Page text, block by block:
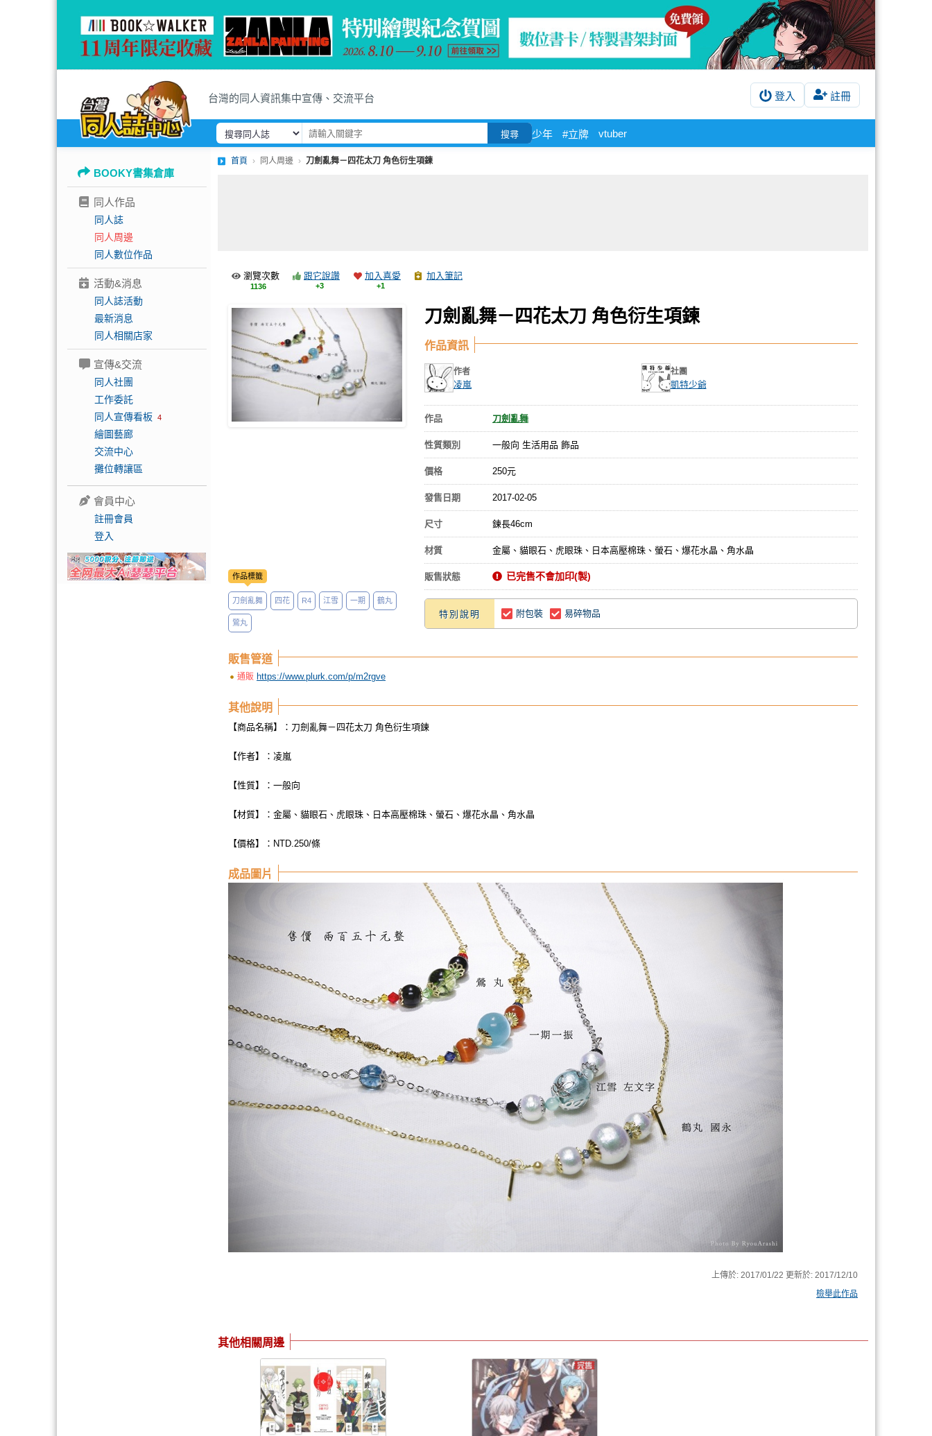
台灣的同人資訊集中宣傳、交流平台 登入 註冊
搜尋 少年 #立牌 vtuber
BOOKY書集倉庫
同人作品
同人誌
同人周邊
同人數位作品
活動&消息
同人誌活動
最新消息
同人相關店家
宣傳&交流
同人社團
工作委託
同人宣傳看板 4
繪圖藝廊
交流中心
攤位轉讓區
會員中心
註冊會員
登入
首頁 同人周邊 刀劍亂舞－四花太刀 角色衍生項鍊
瀏覽次數
1136
跟它說讚
+3
加入喜愛
+1
加入筆記
刀劍亂舞－四花太刀 角色衍生項鍊
作品標籤
刀劍亂舞 四花 R4 江雪 一期 鶴丸
鶯丸
作品資訊
作者
凌嵐
社團
凱特少爺
作品 刀劍亂舞
性質類別 一般向 生活用品 飾品
價格 250元
發售日期 2017-02-05
尺寸 鍊長46cm
材質 金屬、貓眼石、虎眼珠、日本高壓棉珠、螢石、爆花水晶、角水晶
販售狀態 已完售不會加印(製)
特別說明 附包裝 易碎物品
販售管道
通販 https://www.plurk.com/p/m2rgve
其他說明
【商品名稱】：刀劍亂舞－四花太刀 角色衍生項鍊
【作者】：凌嵐
【性質】：一般向
【材質】：金屬、貓眼石、虎眼珠、日本高壓棉珠、螢石、爆花水晶、角水晶
【價格】：NTD.250/條
成品圖片
上傳於: 2017/01/22 更新於: 2017/12/10
檢舉此作品
其他相關周邊